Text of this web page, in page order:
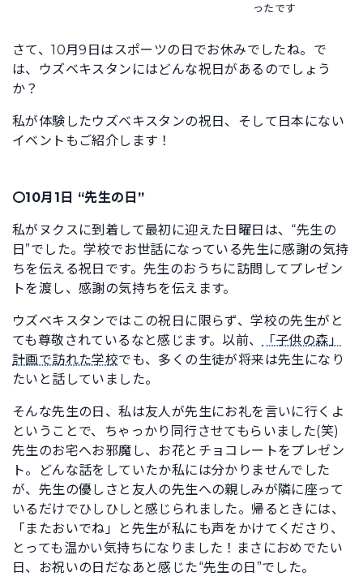
ったです
さて、10月9日はスポーツの日でお休みでしたね。で
は、ウズベキスタンにはどんな祝日があるのでしょう
か？
私が体験したウズベキスタンの祝日、そして日本にない
イベントもご紹介します！
〇10月1日 “先生の日”
私がヌクスに到着して最初に迎えた日曜日は、“先生の
日”でした。学校でお世話になっている先生に感謝の気持
ちを伝える祝日です。先生のおうちに訪問してプレゼン
トを渡し、感謝の気持ちを伝えます。
ウズベキスタンではこの祝日に限らず、学校の先生がと
ても尊敬されているなと感じます。以前、
「子供の森」
計画で訪れた学校でも、多くの生徒が将来は先生になり
たいと話していました。
そんな先生の日、私は友人が先生にお礼を言いに行くよ
ということで、ちゃっかり同行させてもらいました(笑)
先生のお宅へお邪魔し、お花とチョコレートをプレゼン
ト。どんな話をしていたか私には分かりませんでした
が、先生の優しさと友人の先生への親しみが隣に座って
いるだけでひしひしと感じられました。帰るときには、
「またおいでね」と先生が私にも声をかけてくださり、
とっても温かい気持ちになりました！まさにおめでたい
日、お祝いの日だなあと感じた“先生の日”でした。